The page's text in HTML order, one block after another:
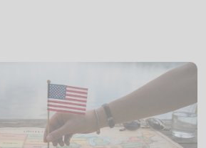
lasīšanas un vērtēšanas maratonu
un aicina tajā iesaistīties bērnus,
jauniešus un pieaugušos. Šogad
programmas ekspertu komisija
lasītājiem sagatavojusi 29